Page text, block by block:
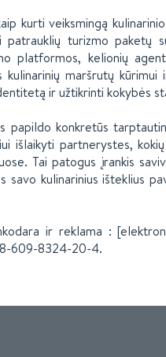
kurti veiksmingą
patrauklių turizmo
platformos, kelionių
kulinarinių maršrutų
ir užtikrinti kokybės
papildo konkretūs
išlaikyti partnerystes,
Tai patogus įrankis
savo kulinarinius išteklius
ir reklama :
609-8324-20-4.